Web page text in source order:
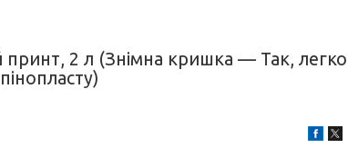
2 л (Знімна кришка — Так, легко